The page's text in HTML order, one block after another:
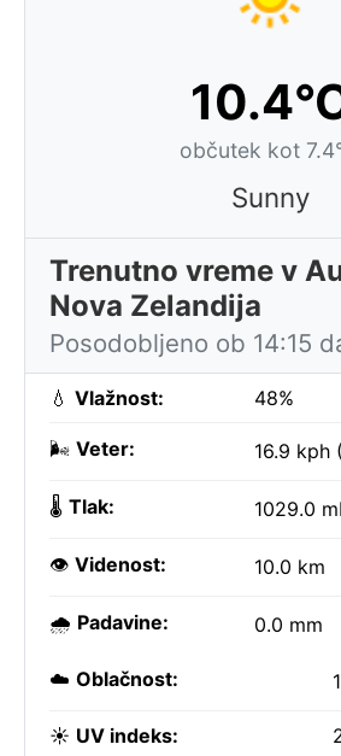
občutek kot
Sunny
Trenutno vreme v
Nova Zelandija
Posodobljeno ob 14:15
💧 Vlažnost: 48%
🌬️ Veter: 16.9 kph
🌡️ Tlak: 1029.0
👁️ Videnost: 10.0 km
🌧️ Padavine: 0.0 mm
☁️ Oblačnost:
☀️ UV indeks: